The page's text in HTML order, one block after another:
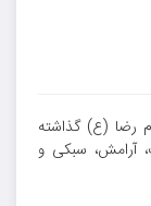
رضا (ع) گذاشته
سبکی و